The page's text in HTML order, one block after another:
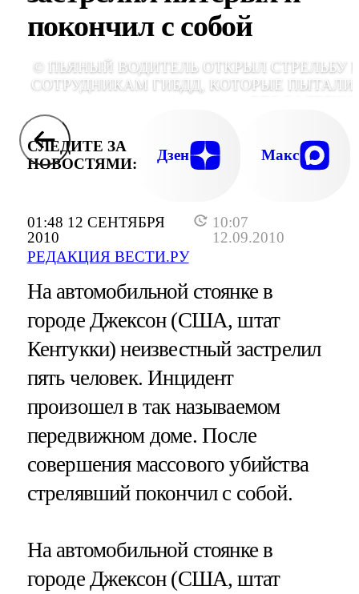
01:48 12 СЕНТЯБРЯ
2010
10:07
12.09.2010
РЕДАКЦИЯ ВЕСТИ.РУ
покончил с собой
© ПЬЯНЫЙ ВОДИТЕЛЬ ОТКРЫЛ СТРЕЛЬБУ
СОТРУДНИКАМ ГИБДД, КОТОРЫЕ
СЛЕДИТЕ ЗА
НОВОСТЯМИ:
Дзен Макс
На автомобильной стоянке в
городе Джексон (США, штат
Кентукки) неизвестный застрелил
пять человек. Инцидент
произошел в так называемом
передвижном доме. После
совершения массового убийства
стрелявший покончил с собой.
На автомобильной стоянке в
городе Джексон (США, штат